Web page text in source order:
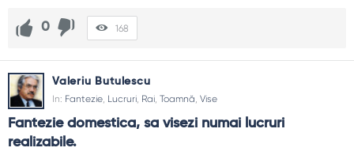
0 168
Valeriu Butulescu
In: Fantezie, Lucruri, Rai, Toamnă, Vise
Fantezie domestica, sa visezi numai lucruri
realizabile.